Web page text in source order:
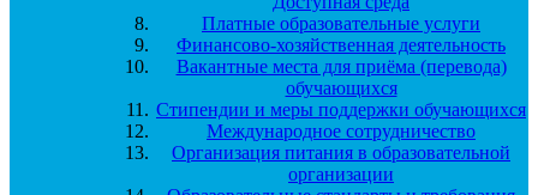
Платные образовательные услуги
Финансово-хозяйственная деятельность
Вакантные места для приёма (перевода)
обучающихся
Стипендии и меры поддержки обучающихся
Международное сотрудничество
Организация питания в образовательной
организации